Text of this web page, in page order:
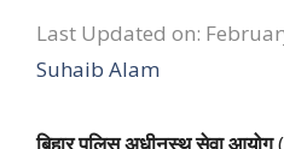
Last Updated on:
Suhaib Alam